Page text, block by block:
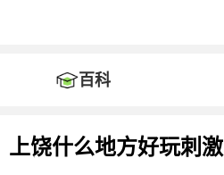
百科
上饶什么地方好玩刺激